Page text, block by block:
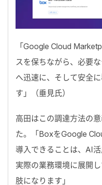
「Google Cloud
スを保ちながら、必要
へ迅速に、そして安全
す 」（垂見氏）
高田はこの調達方法の
た。「BoxをGoogle
導入できることは、 AI
実際の業務環境に展開
肢になります」